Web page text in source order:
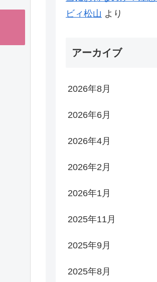
ビィ松山 より
アーカイブ
2026年8月
2026年6月
2026年4月
2026年2月
2026年1月
2025年11月
2025年9月
2025年8月